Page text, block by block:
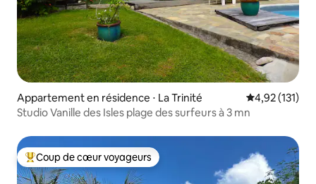
Appartement en résidence ⋅ La Trinité Évaluation
4,92 (131)
Studio Vanille des Isles plage des surfeurs à 3 mn
Coups de cœur voyageurs les plus appréciés
Coup de cœur voyageurs